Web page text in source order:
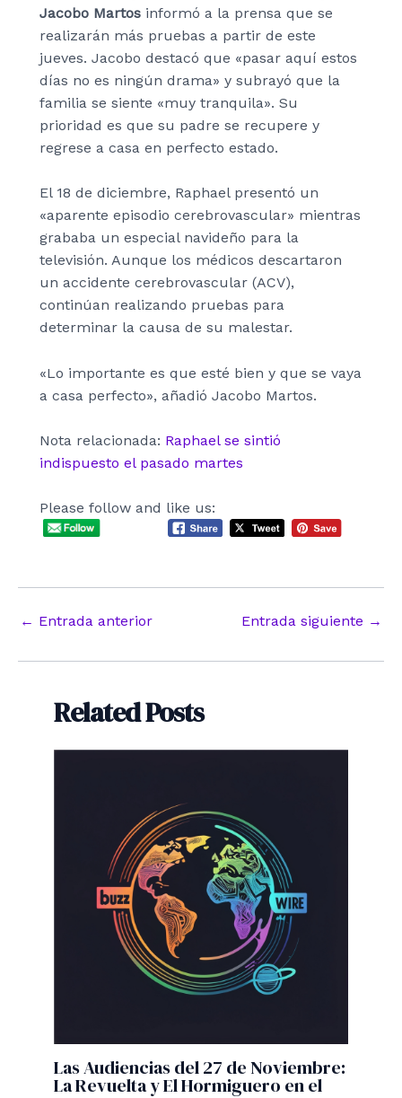
Jacobo Martos informó a la prensa que se
realizarán más pruebas a partir de este
jueves. Jacobo destacó que «pasar aquí estos
días no es ningún drama» y subrayó que la
familia se siente «muy tranquila». Su
prioridad es que su padre se recupere y
regrese a casa en perfecto estado.
El 18 de diciembre, Raphael presentó un
«aparente episodio cerebrovascular» mientras
grababa un especial navideño para la
televisión. Aunque los médicos descartaron
un accidente cerebrovascular (ACV),
continúan realizando pruebas para
determinar la causa de su malestar.
«Lo importante es que esté bien y que se vaya
a casa perfecto», añadió Jacobo Martos.
Nota relacionada: Raphael se sintió
indispuesto el pasado martes
Please follow and like us:
Navegación
entradas
← Entrada anterior Entrada siguiente →
Related Posts
Las Audiencias del 27 de Noviembre:
La Revuelta y El Hormiguero en el